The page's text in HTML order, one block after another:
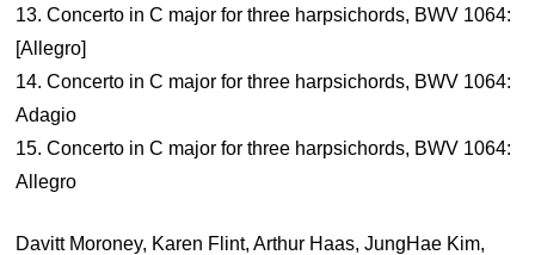
13. Concerto in C major for three harpsichords, BWV 1064:
[Allegro]
14. Concerto in C major for three harpsichords, BWV 1064:
Adagio
15. Concerto in C major for three harpsichords, BWV 1064:
Allegro
Davitt Moroney, Karen Flint, Arthur Haas, JungHae Kim,